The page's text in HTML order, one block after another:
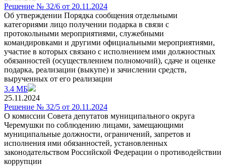
Решение № 32/6 от 20.11.2024
Об утверждении Порядка сообщения отдельными
категориями лицо получении подарка в связи с
протокольными мероприятиями, служебными
командировками и другими официальными мероприятиями,
участие в которых связано с исполнением ими должностных
обязанностей (осуществлением полномочий), сдаче и оценке
подарка, реализации (выкупе) и зачислении средств,
вырученных от его реализации
3.4 МБ
25.11.2024
Решение № 32/5 от 20.11.2024
О комиссии Совета депутатов муниципального округа
Черемушки по соблюдению лицами, замещающими
муниципальные должности, ограничений, запретов и
исполнения ими обязанностей, установленных
законодательством Российской Федерации о противодействии
коррупции